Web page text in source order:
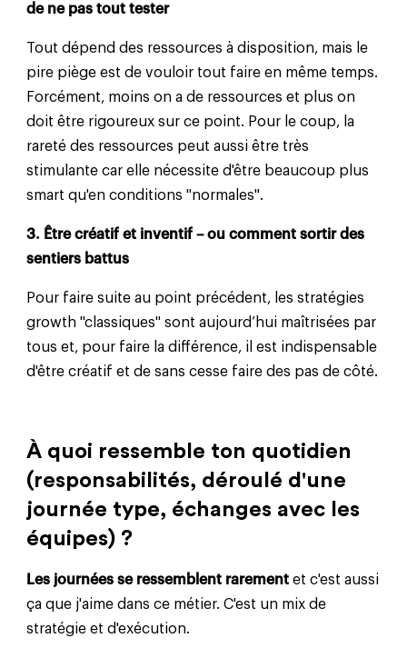
de ne pas tout tester
Tout dépend des ressources à disposition, mais le
pire piège est de vouloir tout faire en même temps.
Forcément, moins on a de ressources et plus on
doit être rigoureux sur ce point. Pour le coup, la
rareté des ressources peut aussi être très
stimulante car elle nécessite d'être beaucoup plus
smart qu'en conditions "normales".
3. Être créatif et inventif – ou comment sortir des
sentiers battus
Pour faire suite au point précédent, les stratégies
growth "classiques" sont aujourd’hui maîtrisées par
tous et, pour faire la différence, il est indispensable
d'être créatif et de sans cesse faire des pas de côté.
À quoi ressemble ton quotidien
(responsabilités, déroulé d'une
journée type, échanges avec les
équipes) ?
Les journées se ressemblent rarement et c'est aussi
ça que j'aime dans ce métier. C'est un mix de
stratégie et d'exécution.